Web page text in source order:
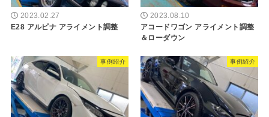
2023.02.27
E28 アルピナ アライメント調整
2023.08.10
アコードワゴン アライメント調整
＆ローダウン
事例紹介 事例紹介